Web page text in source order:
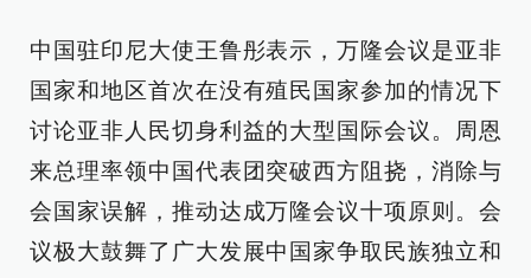
中国驻印尼大使王鲁彤表示，万隆会议是亚非
国家和地区首次在没有殖民国家参加的情况下
讨论亚非人民切身利益的大型国际会议。周恩
来总理率领中国代表团突破西方阻挠，消除与
会国家误解，推动达成万隆会议十项原则。会
议极大鼓舞了广大发展中国家争取民族独立和